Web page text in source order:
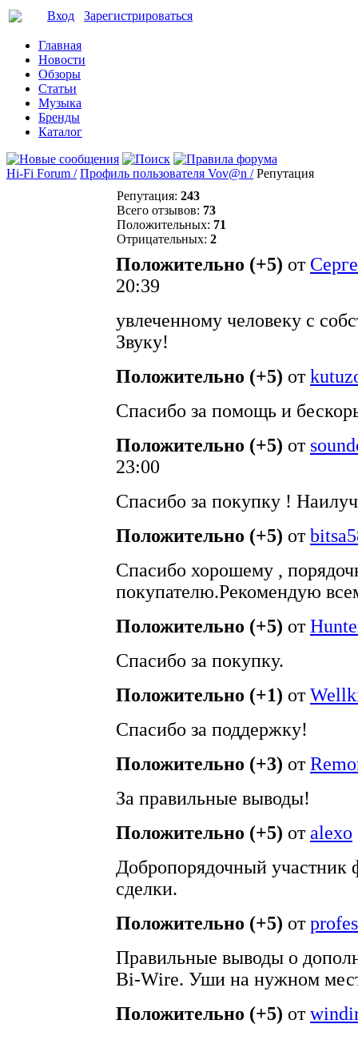
Вход Зарегистрироваться
Главная
Новости
Обзоры
Статьи
Музыка
Бренды
Каталог
Hi-Fi Forum / Профиль пользователя Vov@n / Репутация
Репутация: 243
Всего отзывов: 73
Положительных: 71
Отрицательных: 2
Положительно (+5) от
20:39
увлеченному человеку с
Звуку!
Положительно (+5) от
Спасибо за помощь и
Положительно (+5) от
23:00
Спасибо за покупку !
Положительно (+5) от
Спасибо хорошему ,
покупателю.Рекомендую
Положительно (+5) от
Спасибо за покупку.
Положительно (+1) от
Спасибо за поддержку!
Положительно (+3) от
За правильные выводы!
Положительно (+5) отalexo
Добропорядочный участник
сделки.
Положительно (+5) от
Правильные выводы о
Bi-Wire. Уши на нужном
Положительно (+5) от